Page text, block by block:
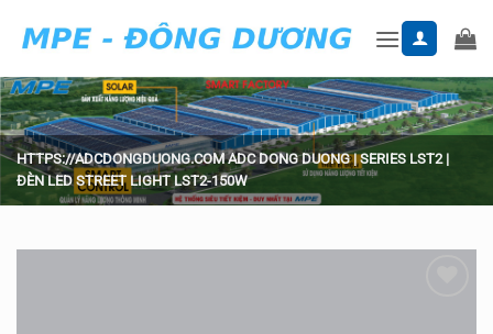
HTTPS://ADCDONGDUONG.COM ADC DONG DUONG|SERIES LST2|
ĐÈN LED STREET LIGHT LST2-150W